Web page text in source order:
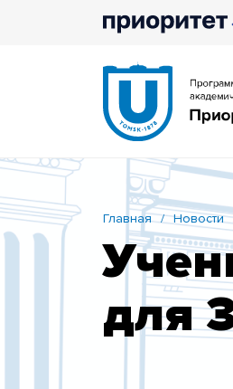
Главная / Новости
для